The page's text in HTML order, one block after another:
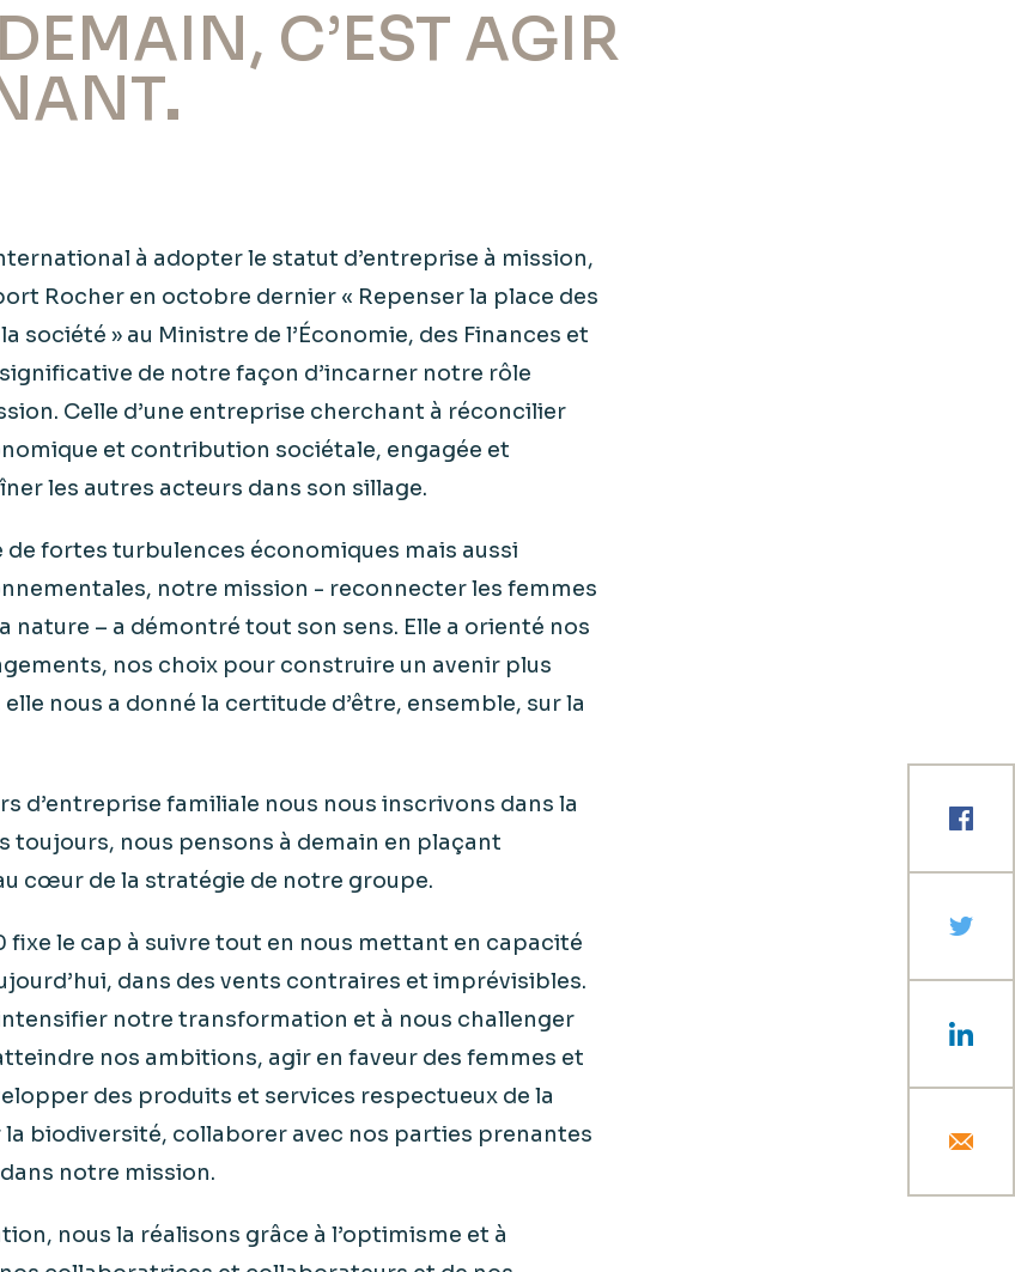
C’EST AGIR
à adopter le statut d’entreprise à mission,
Rocher en octobre dernier « Repenser la place des
société » au Ministre de l’Économie, des Finances et
de notre façon d’incarner notre rôle
Celle d’une entreprise cherchant à réconcilier
et contribution sociétale, engagée et
les autres acteurs dans son sillage.
de fortes turbulences économiques mais aussi
notre mission - reconnecter les femmes
nature – a démontré tout son sens. Elle a orienté nos
nos choix pour construire un avenir plus
nous a donné la certitude d’être, ensemble, sur la
d’entreprise familiale nous nous inscrivons dans la
toujours, nous pensons à demain en plaçant
cœur de la stratégie de notre groupe.
fixe le cap à suivre tout en nous mettant en capacité
dans des vents contraires et imprévisibles.
notre transformation et à nous challenger
nos ambitions, agir en faveur des femmes et
des produits et services respectueux de la
biodiversité, collaborer avec nos parties prenantes
notre mission.
nous la réalisons grâce à l’optimisme et à